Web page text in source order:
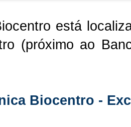
está
(próximo ao
Biocentro -